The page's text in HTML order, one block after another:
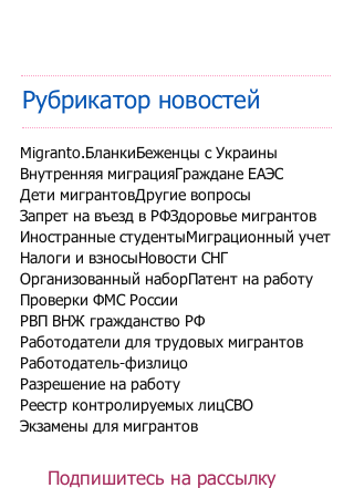
Рубрикатор новостей
Migranto.Бланки Беженцы с Украины
Внутренняя миграцияГраждане ЕАЭС
Дети мигрантовДругие вопросы
Запрет на въезд в РФЗдоровье мигрантов
Иностранные студенты Миграционный учет
Налоги и взносы Новости СНГ
Организованный наборПатент на работу
Проверки ФМС России
РВП ВНЖ гражданство РФ
Работодатели для трудовых мигрантов
Работодатель-физлицо
Разрешение на работу
Реестр контролируемых лицСВО
Экзамены для мигрантов
Подпишитесь на рассылку